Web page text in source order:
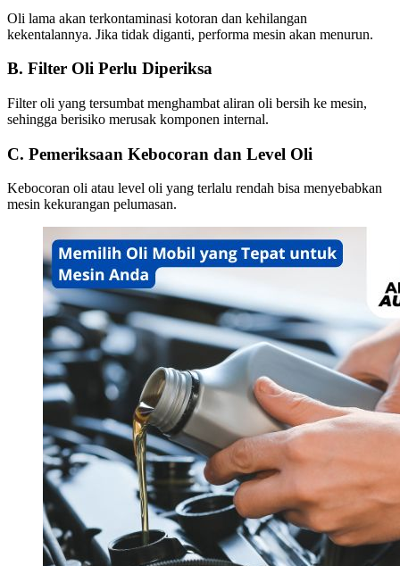
Oli lama akan terkontaminasi kotoran dan kehilangan
kekentalannya. Jika tidak diganti, performa mesin akan menurun.
B. Filter Oli Perlu Diperiksa
Filter oli yang tersumbat menghambat aliran oli bersih ke mesin,
sehingga berisiko merusak komponen internal.
C. Pemeriksaan Kebocoran dan Level Oli
Kebocoran oli atau level oli yang terlalu rendah bisa menyebabkan
mesin kekurangan pelumasan.